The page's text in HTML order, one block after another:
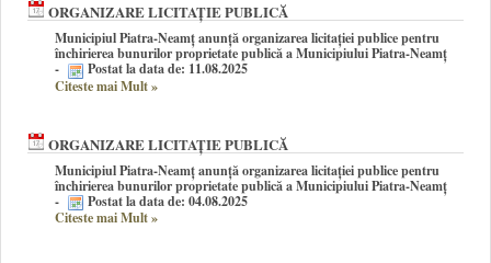
ORGANIZARE LICITAȚIE PUBLICĂ
Municipiul Piatra-Neamț anunță organizarea licitației publice pentru
închirierea bunurilor proprietate publică a Municipiului Piatra-Neamț
-
Postat la data de: 11.08.2025
Citeste mai Mult»
ORGANIZARE LICITAȚIE PUBLICĂ
Municipiul Piatra-Neamț anunță organizarea licitației publice pentru
închirierea bunurilor proprietate publică a Municipiului Piatra-Neamț
-
Postat la data de: 04.08.2025
Citeste mai Mult»